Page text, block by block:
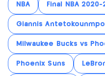
NBA Final NBA 2020-
Giannis Antetokounmpo
Milwaukee Bucks vs
Phoenix Suns